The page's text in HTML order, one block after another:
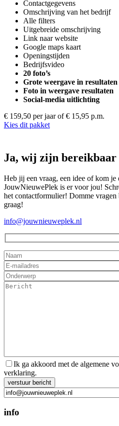
Contactgegevens
Omschrijving van het bedrijf
Alle filters
Uitgebreide omschrijving
Link naar website
Google maps kaart
Openingstijden
Bedrijfsvideo
20 foto’s
Grote weergave in resultaten
Foto in weergave resultaten
Social-media uitlichting
€ 159,50 per jaar of € 15,95 p.m.
Kies dit pakket
Ja, wij zijn bereikbaar
Heb jij een vraag, een idee of kom je
JouwNieuwePlek is er voor jou!
het contactformulier! Domme
graag!
info@jouwnieuweplek.nl
Ik ga akkoord met de algemene
verklaring.
Gelieve dit veld leeg te laten.
info